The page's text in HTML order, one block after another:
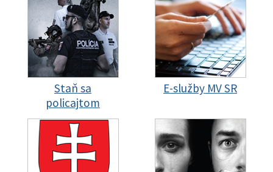
Staň sa
policajtom
E-služby MV SR